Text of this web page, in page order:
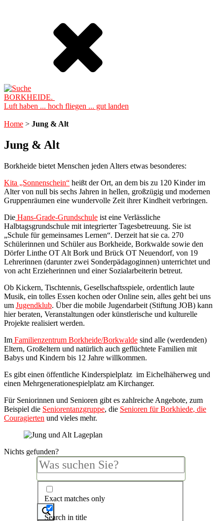
BORKHEIDE.
Luft haben ... hoch fliegen ... gut landen
Home > Jung & Alt
Jung & Alt
Borkheide bietet Menschen jeden Alters etwas besonderes:
Kita „Sonnenschein“ heißt der Ort, an dem bis zu 120 Kinder im
Alter von null bis sechs Jahren in hellen, großzügig und modernen
Gruppenräumen eine wundervolle Zeit ihrer Kindheit verbringen.
Die Hans-Grade-Grundschule ist eine Verlässliche
Halbtagsgrundschule mit integrierter Tagesbetreuung. Sie ist
„Schule für gemeinsames Lernen“. Derzeit hat sie ca. 270
Schülerinnen und Schüler aus Borkheide, Borkwalde sowie den
Dörfer Linthe OT Alt Bork und Brück OT Neuendorf, von 19
Lehrerinnen (darunter zwei Sonderpädagoginnen) unterrichtet und
von acht Erzieherinnen und einer Sozialarbeiterin betreut.
Ob Kickern, Tischtennis, Gesellschaftsspiele, ordentlich laute
Musik, ein tolles Essen kochen oder Online sein, alles geht bei uns
um Jugendklub. Über die mobile Jugendarbeit (Stiftung JOB) kann
hier beraten, Veranstaltungen oder künstlerische und kulturelle
Projekte realisiert werden.
Im Familienzentrum Borkheide/Borkwalde sind alle (werdenden)
Eltern, Großeltern und natürlich auch geflüchtete Familien mit
Babys und Kindern bis 12 Jahre willkommen.
Es gibt einen öffentliche Kinderspielplatz im Eichelhäherweg und
einen Mehrgenerationespielplatz am Kirchanger.
Für Seniorinnen und Senioren gibt es zahlreiche Angebote, zum
Beispiel die Seniorentanzgruppe, die Senioren für Borkhiede, die
Couragierten und vieles mehr.
Nichts gefunden?
Exact matches only
Search in title